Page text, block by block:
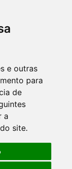
e outras
para
de
a
site.
impressa) e